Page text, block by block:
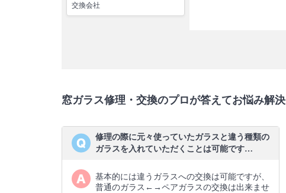
交換会社
窓ガラス修理・交換のプロが答えてお悩み解決
修理の際に元々使っていたガラスと違う種類の
ガラスを入れていただくことは可能です…
基本的には違うガラスへの交換は可能ですが、
普通のガラス←→ペアガラスの交換は出来ませ